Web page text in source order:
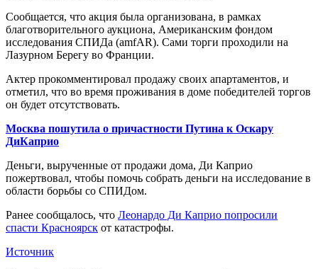
Сообщается, что акция была организована, в рамках
благотворительного аукциона, Американским фондом
исследования СПИДа (amfAR). Сами торги проходили на
Лазурном Берегу во Франции.
Актер прокомментировал продажу своих апартаментов, и
отметил, что во время проживания в доме победителей торгов
он будет отсутствовать.
Москва пошутила о причастности Путина к Оскару
ДиКаприо
Деньги, вырученные от продажи дома, Ди Каприо
пожертвовал, чтобы помочь собрать деньги на исследование в
области борьбы со СПИДом.
Ранее сообщалось, что Леонардо Ди Каприо попросили
спасти Красноярск от катастрофы.
Источник